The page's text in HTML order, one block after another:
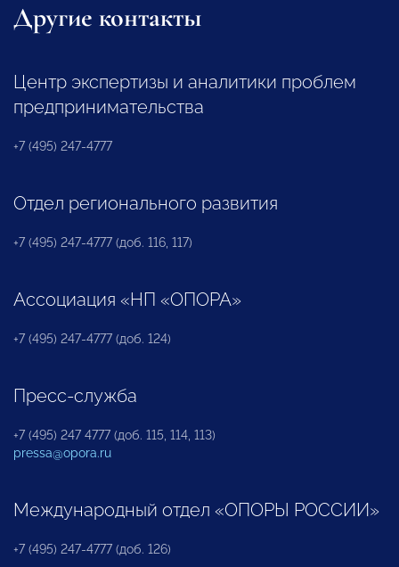
Другие контакты
Центр экспертизы и аналитики проблем
предпринимательства
+7 (495) 247-4777
Отдел регионального развития
+7 (495) 247-4777 (доб. 116, 117)
Ассоциация «НП «ОПОРА»
+7 (495) 247-4777 (доб. 124)
Пресс-служба
+7 (495) 247 4777 (доб. 115, 114, 113)
pressa@opora.ru
Международный отдел «ОПОРЫ РОССИИ»
+7 (495) 247-4777 (доб. 126)